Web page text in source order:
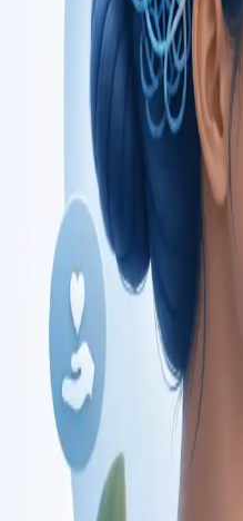
Saiba mais Consulta de
Specialist
Consulta de Pediatria
Consulta com pediatra
Ordem dos Médicos.
complexas, crónicas, e de
videochamada.